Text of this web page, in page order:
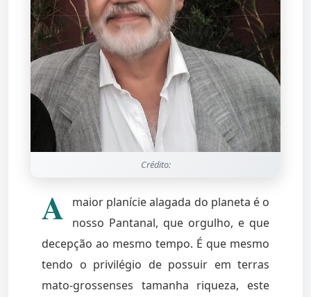
Crédito:
A
maior planície alagada do planeta é o
nosso Pantanal, que orgulho, e que
decepção ao mesmo tempo. É que mesmo
tendo o privilégio de possuir em terras
mato-grossenses tamanha riqueza, este